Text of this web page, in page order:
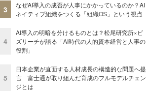
3
なぜAI導入の成否が人事にかかっているのか？AI
ネイティブ組織をつくる「組織OS」という視点
4
AI導入の明暗を分けるものとは？松尾研究所×ビ
ズリーチが語る「AI時代の人的資本経営と人事の
役割」
5
日本企業が直面する人材成長の構造的な問題へ提
言 富士通が取り組んだ育成のフルモデルチェン
ジとは